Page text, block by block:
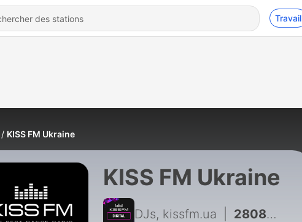
Travail
KISS FM Ukraine
KISS FM Ukraine
DJs, kissfm.ua 2808 - TANYA ANDROS - KISS.CLUB.MIX (06.08.26)